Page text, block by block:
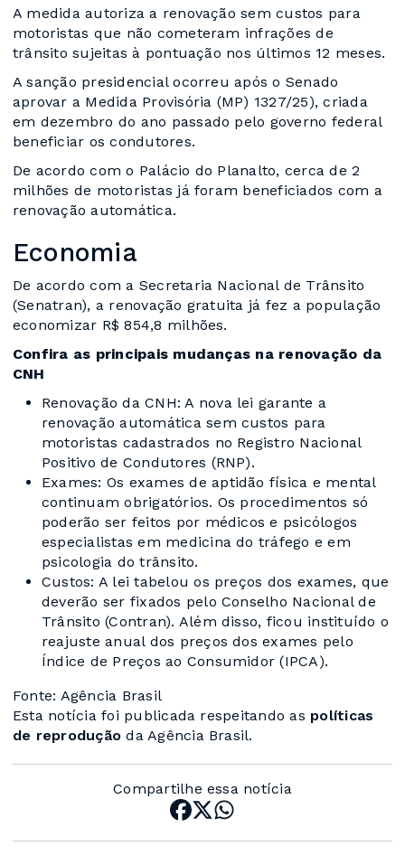
A medida autoriza a renovação sem custos para
motoristas que não cometeram infrações de
trânsito sujeitas à pontuação nos últimos 12 meses.
A sanção presidencial ocorreu após o Senado
aprovar a Medida Provisória (MP) 1327/25), criada
em dezembro do ano passado pelo governo federal
beneficiar os condutores.
De acordo com o Palácio do Planalto, cerca de 2
milhões de motoristas já foram beneficiados com a
renovação automática.
Economia
De acordo com a Secretaria Nacional de Trânsito
(Senatran), a renovação gratuita já fez a população
economizar R$ 854,8 milhões.
Confira as principais mudanças na renovação da
CNH
Renovação da CNH: A nova lei garante a
renovação automática sem custos para
motoristas cadastrados no Registro Nacional
Positivo de Condutores (RNP).
Exames: Os exames de aptidão física e mental
continuam obrigatórios. Os procedimentos só
poderão ser feitos por médicos e psicólogos
especialistas em medicina do tráfego e em
psicologia do trânsito.
Custos: A lei tabelou os preços dos exames, que
deverão ser fixados pelo Conselho Nacional de
Trânsito (Contran). Além disso, ficou instituído o
reajuste anual dos preços dos exames pelo
Índice de Preços ao Consumidor (IPCA).
Fonte: Agência Brasil
Esta notícia foi publicada respeitando as políticas
de reprodução da Agência Brasil.
Compartilhe essa notícia